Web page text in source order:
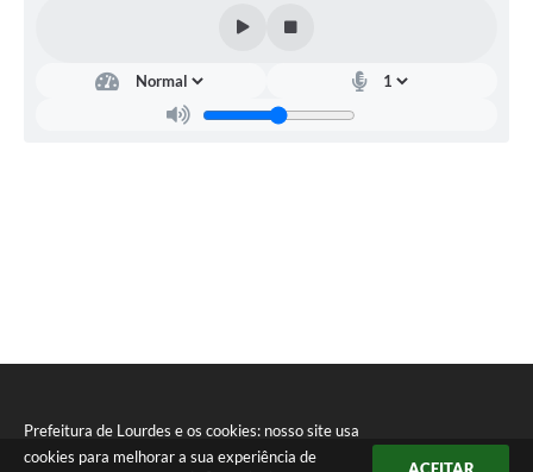
Prefeitura de Lourdes e os cookies: nosso site usa
cookies para melhorar a sua experiência de
Nota Fiscal Eletrônica